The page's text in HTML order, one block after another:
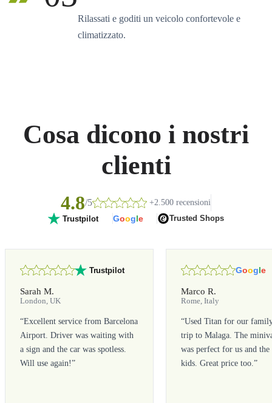
Rilassati e goditi un veicolo confortevole e
climatizzato.
Cosa dicono i nostri
clienti
4.8/5 +2.500 recensioni
Trustpilot Google Trusted Shops
Trustpilot
Sarah M.
London, UK
“Excellent service from Barcelona
Airport. Driver was waiting with
a sign and the car was spotless.
Will use again!”
Google
Marco R.
Rome, Italy
“Used Titan for our
trip to Malaga. The
was perfect for us and the
kids. Great price too.”